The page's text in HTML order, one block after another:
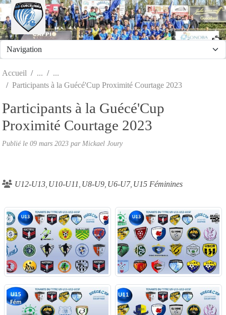
Accueil
Participants à la Guécé'Cup Proximité Courtage 2023
Participants à la Guécé'Cup
Proximité Courtage 2023
Publié le 09 mars 2023 par Mickael Joury
U12-U13 U10-U11 U8-U9 U6-U7 U15 Féminines
Panneau de gestion des cookies